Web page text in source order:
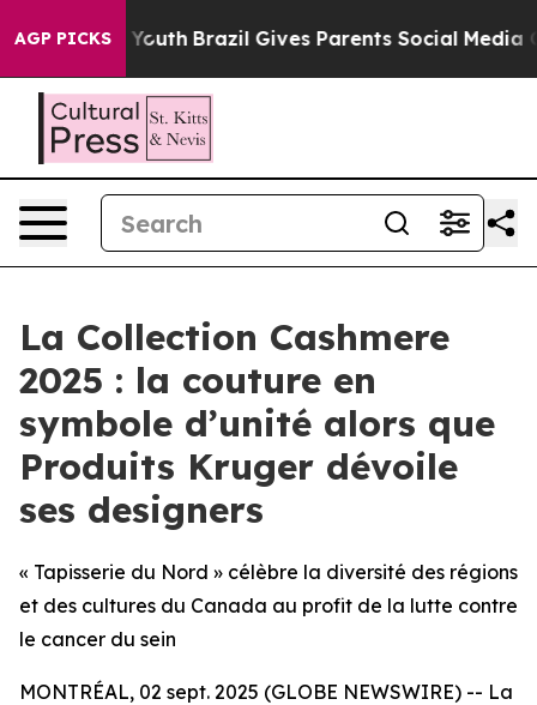
AGP PICKS
to Youth Brazil Gives Parents Social Media
La Collection Cashmere
2025 : la couture en
symbole d’unité alors que
Produits Kruger dévoile
ses designers
« Tapisserie du Nord » célèbre la diversité des régions
et des cultures du Canada au profit de la lutte contre
le cancer du sein
MONTRÉAL, 02 sept. 2025 (GLOBE NEWSWIRE) -- La